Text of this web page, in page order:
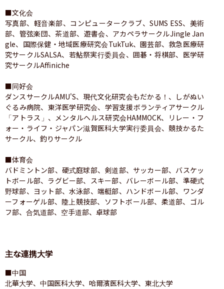
■文化会
写真部、軽音楽部、コンピュータークラブ、SUMS ESS、美術
部、管弦楽団、茶道部、遊書会、アカペラサークルJingle Jan
gle、国際保健・地域医療研究会TukTuk、園芸部、救急医療研
究サークルSALSA、若鮎祭実行委員会、囲碁・将棋部、医学研
究サークルAffiniche
■同好会
ダンスサークルAMU'S、現代文化研究会もだかる！、しがぬい
ぐるみ病院、東洋医学研究会、学習支援ボランティアサークル
「アトラス」、メンタルヘルス研究会HAMMOCK、リレー・フ
ォー・ライフ・ジャパン滋賀医科大学実行委員会、競技かるた
サークル、釣りサークル
■体育会
バドミントン部、硬式庭球部、剣道部、サッカー部、バスケッ
トボール部、ラグビー部、スキー部、バレーボール部、準硬式
野球部、ヨット部、水泳部、端艇部、ハンドボール部、ワンダ
ーフォーゲル部、陸上競技部、ソフトボール部、柔道部、ゴル
フ部、合気道部、空手道部、卓球部
主な連携大学
■中国
北華大学、中国医科大学、哈爾濱医科大学、東北大学